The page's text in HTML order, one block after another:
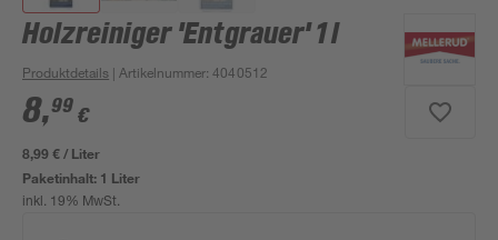
Holzreiniger 'Entgrauer' 1 l
Produktdetails | Artikelnummer:4040512
8,99 €
8,99 € / Liter
Paketinhalt: 1 Liter
inkl. 19% MwSt.